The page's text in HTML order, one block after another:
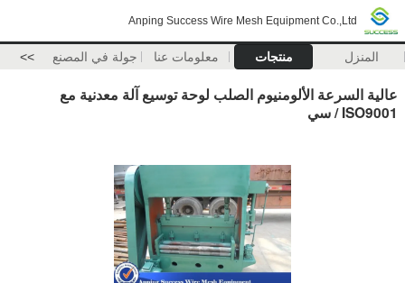
Anping Success Wire Mesh Equipment Co.,Ltd
المنزل منتجات معلومات عنا جولة في المصنع >>
عالية السرعة الألومنيوم الصلب لوحة توسيع آلة معدنية مع
ISO9001 / سي